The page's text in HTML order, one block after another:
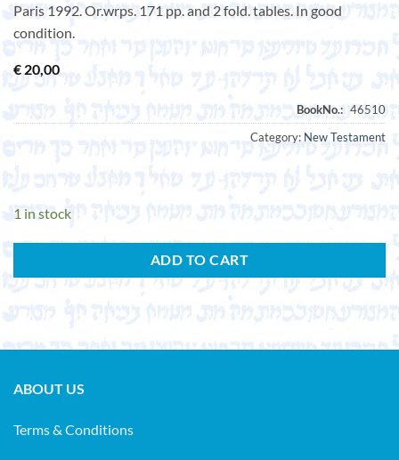
Paris 1992. Or.wrps. 171 pp. and 2 fold. tables. In good
condition.
€ 20,00
Category: New Testament
1 in stock
ADD TO CART
ABOUT US
Terms & Conditions